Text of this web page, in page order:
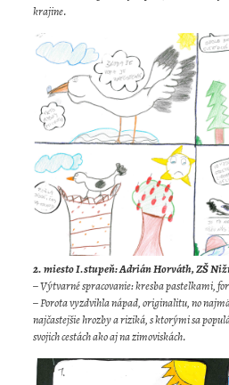
krajine.
2. miesto I.stupeň: Adrián Horváth, ZŠ
– Výtvarné spracovanie: kresba pastelkami,
– Porota vyzdvihla nápad, originalitu, no
najčastejšie hrozby a riziká, s ktorými sa
svojich cestách ako aj na zimoviskách.